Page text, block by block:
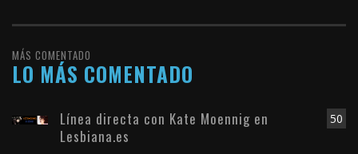
MÁS COMENTADO
LO MÁS COMENTADO
50
Línea directa con Kate Moennig en
Lesbiana.es